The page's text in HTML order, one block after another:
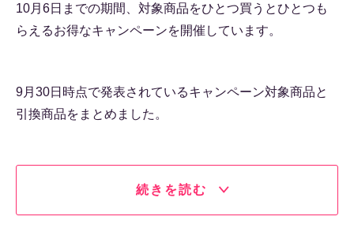
10月6日までの期間、対象商品をひとつ買うとひとつも
らえるお得なキャンペーンを開催しています。
9月30日時点で発表されているキャンペーン対象商品と
引換商品をまとめました。
続きを読む